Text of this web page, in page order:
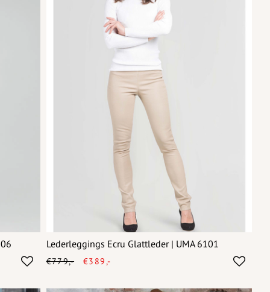
Lederleggings Ecru Glattleder | UMA 6101
€779,- €389,-